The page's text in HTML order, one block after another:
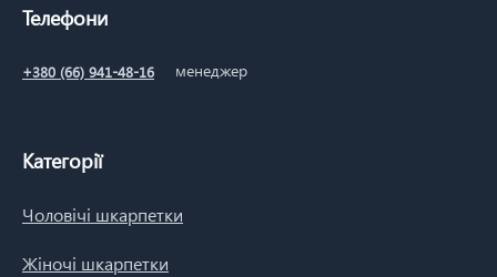
Телефони
+380 (66) 941-48-16 менеджер
Категорії
Чоловічі шкарпетки
Жіночі шкарпетки